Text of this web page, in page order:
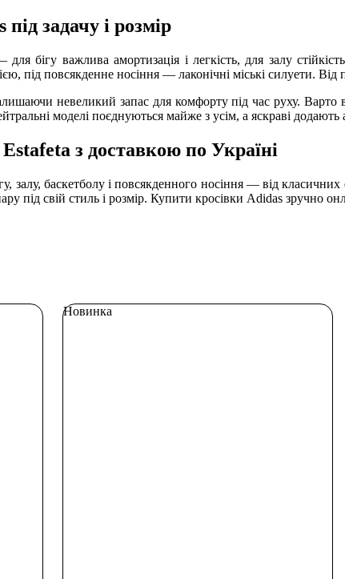
задачу і розмір
бігу важлива амортизація і легкість, для залу
під повсякденне носіння — лаконічні міські силуети. Від
невеликий запас для комфорту під час руху. Варто
моделі поєднуються майже з усім, а яскраві додають
з доставкою по Україні
залу, баскетболу і повсякденного носіння — від
під свій стиль і розмір. Купити кросівки Adidas зручно
Новинка